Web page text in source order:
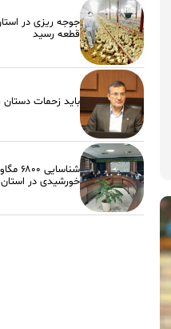
قطعه رسید
باید زحمات
خورشیدی در